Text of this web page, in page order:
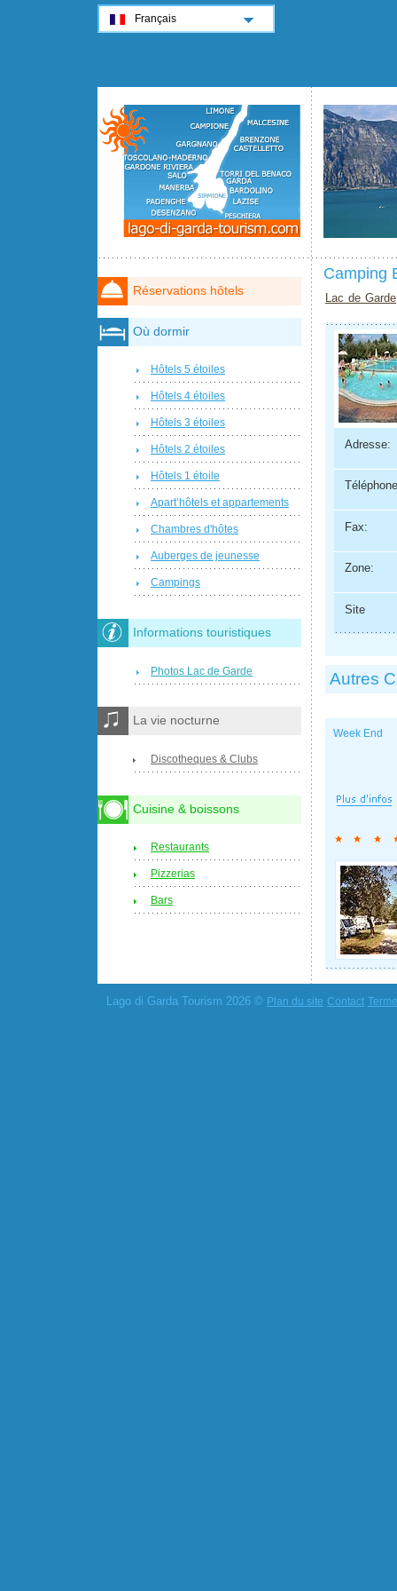
Camping
Lac de Garde
Adresse:
Fax:
Zone:
Site
Autres
Week End
Réservations hôtels
Où dormir
Hôtels 5 étoiles
Hôtels 4 étoiles
Hôtels 3 étoiles
Hôtels 2 étoiles
Hôtels 1 étoile
Apart’hôtels et appartements
Chambres d'hôtes
Auberges de jeunesse
Campings
Informations touristiques
Photos Lac de Garde
La vie nocturne
Discotheques & Clubs
Cuisine & boissons
Restaurants
Pizzerias
Bars
Lago di Garda Tourism 2026 © Plan du site Contact
Français